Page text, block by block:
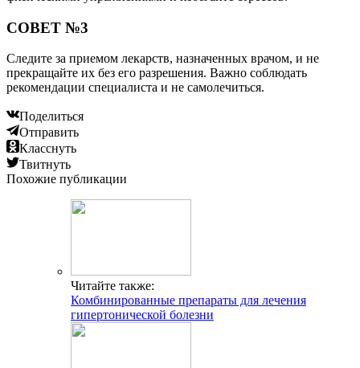
СОВЕТ №3
Следите за приемом лекарств, назначенных врачом, и не
прекращайте их без его разрешения. Важно соблюдать
рекомендации специалиста и не самолечиться.
Поделиться
Отправить
Класснуть
Твитнуть
Похожие публикации
Читайте также:
Комбинированные препараты для лечения
гипертонической болезни